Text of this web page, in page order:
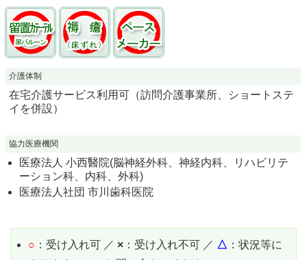
介護体制
在宅介護サービス利用可（訪問介護事業所、ショートステ
イを併設）
協力医療機関
医療法人 小西醫院(脳神経外科、神経内科、リハビリテ
ーション科、内科、外科)
医療法人社団 市川歯科医院
○ ：受け入れ可 ／ × ：受け入れ不可 ／ △ ：状況等に